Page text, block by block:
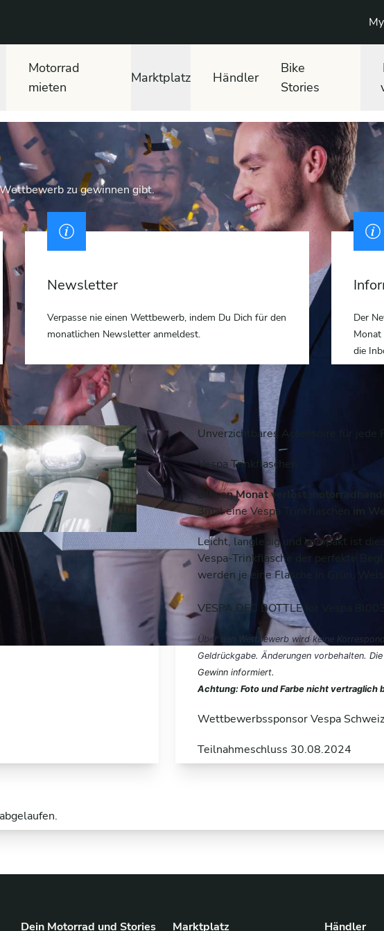
Motorrad
mieten
Marktplatz Händler
Bike
Stories
zu gewinnen gibt.
Newsletter
Verpasse nie einen Wettbewerb, indem Du Dich für den
monatlichen Newsletter anmeldest.
Der
die
Unverzichtbares Accessoire für jede
Vespa Trinkflaschen
Diesen Monat verlost
3mal eine Vespa Trinkflaschen
im
Leicht, langlebig und kompakt ist
Vespa-Trinkflasche der perfekte
werden je eine Flasche in Grün,
VESPA DEC BOTTLE for Vespa
Über den Wettbewerb wird keine
Geldrückgabe. Änderungen vorbehalten.
Gewinn informiert.
Achtung: Foto und Farbe nicht vertraglich
WettbewerbssponsorVespa Schweiz
Teilnahmeschluss 30.08.2024
Dein Motorrad und Stories Marktplatz Händler